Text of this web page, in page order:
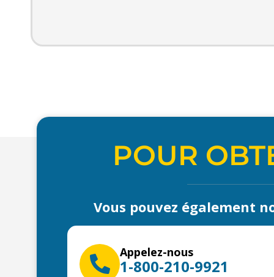
POUR
Vous pouvez également
Appelez-nous
1-800-210-9921